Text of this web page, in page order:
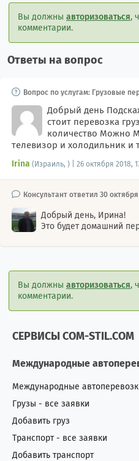
Вы должны авторизоваться,
комментарии.
Ответы на вопрос
Вопрос по услугам: Грузовые
дные грузовые
Добрый день
стоит перевозка
количество Можно
телевизор и холодильник и
Irina (Израиль, ) | 26 октября 2018,
Консультант ответил 30 октября
Добрый день, Ирина!
Это будет домашний
Вы должны авторизоваться,
комментарии.
СЕРВИСЫ COM-STIL.COM
Международные
Международные
Грузы - все заявки
Добавить груз
Транспорт - все заявки
Добавить транспорт